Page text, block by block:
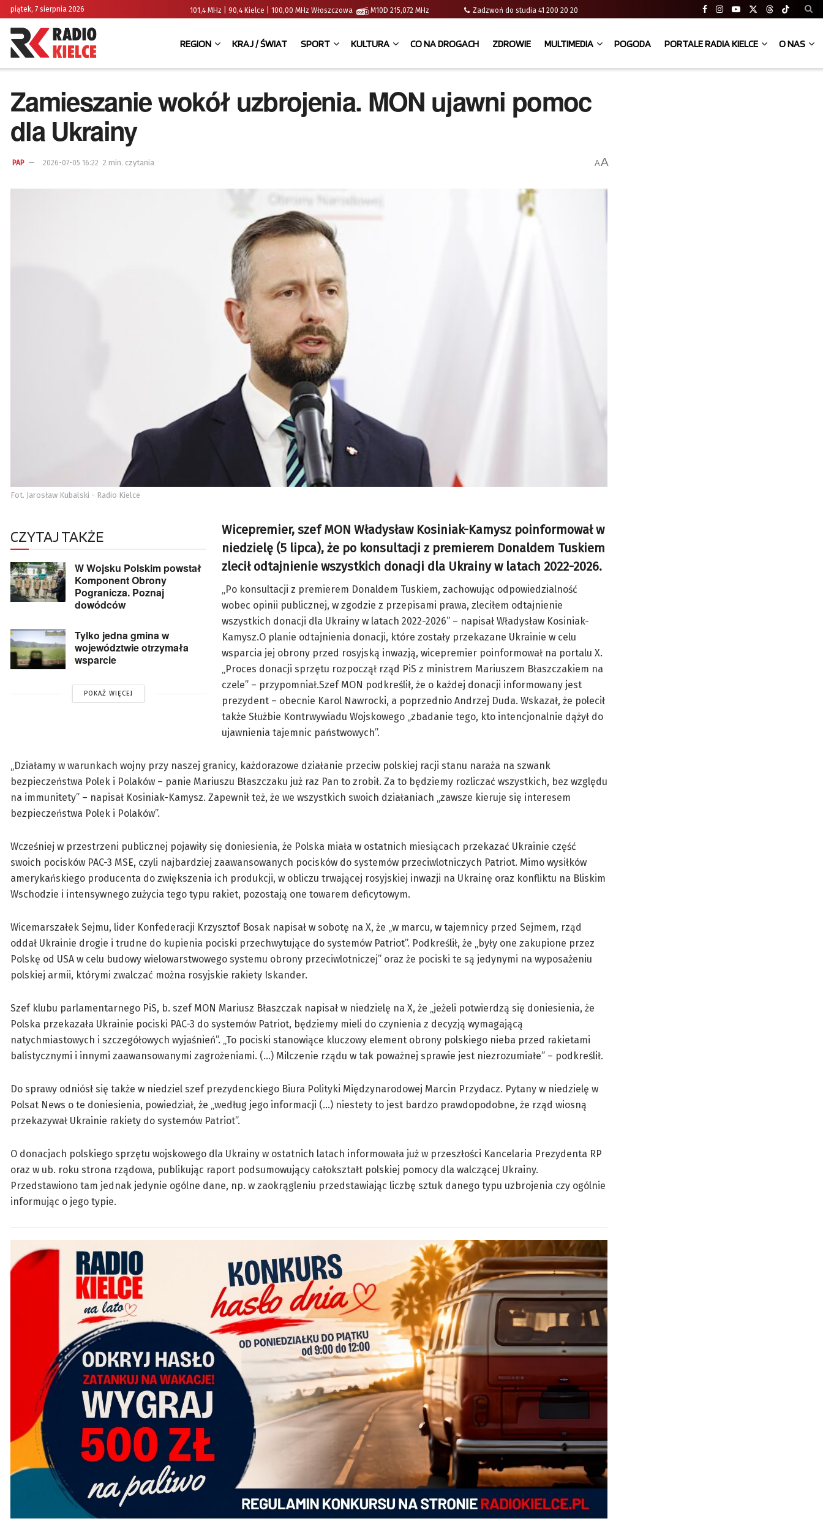
piątek, 7 sierpnia 2026 101,4 MHz | 90,4 Kielce | 100,00 MHz Włoszczowa M10D 215,072 MHz Zadzwoń do studia 41 200 20 20
REGION KRAJ / ŚWIAT SPORT KULTURA CO NA DROGACH ZDROWIE MULTIMEDIA POGODA PORTALE RADIA KIELCE O NAS
Zamieszanie wokół uzbrojenia. MON ujawni pomoc
dla Ukrainy
PAP 2026-07-05 16:22 2 min. czytania AA
Fot. Jarosław Kubalski - Radio Kielce
CZYTAJ TAKŻE
W Wojsku Polskim powstał
Komponent Obrony
Pogranicza. Poznaj
dowódców
Tylko jedna gmina w
województwie otrzymała
wsparcie
POKAŻ WIĘCEJ
Wicepremier, szef MON Władysław Kosiniak-Kamysz poinformował w
niedzielę (5 lipca), że po konsultacji z premierem Donaldem Tuskiem
zlecił odtajnienie wszystkich donacji dla Ukrainy w latach 2022-2026.
„Po konsultacji z premierem Donaldem Tuskiem, zachowując odpowiedzialność
wobec opinii publicznej, w zgodzie z przepisami prawa, zleciłem odtajnienie
wszystkich donacji dla Ukrainy w latach 2022-2026” – napisał Władysław Kosiniak-
Kamysz.O planie odtajnienia donacji, które zostały przekazane Ukrainie w celu
wsparcia jej obrony przed rosyjską inwazją, wicepremier poinformował na portalu X.
„Proces donacji sprzętu rozpoczął rząd PiS z ministrem Mariuszem Błaszczakiem na
czele” – przypomniał.Szef MON podkreślił, że o każdej donacji informowany jest
prezydent – obecnie Karol Nawrocki, a poprzednio Andrzej Duda. Wskazał, że polecił
także Służbie Kontrwywiadu Wojskowego „zbadanie tego, kto intencjonalnie dążył do
ujawnienia tajemnic państwowych”.
„Działamy w warunkach wojny przy naszej granicy, każdorazowe działanie przeciw polskiej racji stanu naraża na szwank
bezpieczeństwa Polek i Polaków – panie Mariuszu Błaszczaku już raz Pan to zrobił. Za to będziemy rozliczać wszystkich, bez względu
na immunitety” – napisał Kosiniak-Kamysz. Zapewnił też, że we wszystkich swoich działaniach „zawsze kieruje się interesem
bezpieczeństwa Polek i Polaków”.
Wcześniej w przestrzeni publicznej pojawiły się doniesienia, że Polska miała w ostatnich miesiącach przekazać Ukrainie część
swoich pocisków PAC-3 MSE, czyli najbardziej zaawansowanych pocisków do systemów przeciwlotniczych Patriot. Mimo wysiłków
amerykańskiego producenta do zwiększenia ich produkcji, w obliczu trwającej rosyjskiej inwazji na Ukrainę oraz konfliktu na Bliskim
Wschodzie i intensywnego zużycia tego typu rakiet, pozostają one towarem deficytowym.
Wicemarszałek Sejmu, lider Konfederacji Krzysztof Bosak napisał w sobotę na X, że „w marcu, w tajemnicy przed Sejmem, rząd
oddał Ukrainie drogie i trudne do kupienia pociski przechwytujące do systemów Patriot”. Podkreślił, że „były one zakupione przez
Polskę od USA w celu budowy wielowarstwowego systemu obrony przeciwlotniczej” oraz że pociski te są jedynymi na wyposażeniu
polskiej armii, którymi zwalczać można rosyjskie rakiety Iskander.
Szef klubu parlamentarnego PiS, b. szef MON Mariusz Błaszczak napisał w niedzielę na X, że „jeżeli potwierdzą się doniesienia, że
Polska przekazała Ukrainie pociski PAC-3 do systemów Patriot, będziemy mieli do czynienia z decyzją wymagającą
natychmiastowych i szczegółowych wyjaśnień”. „To pociski stanowiące kluczowy element obrony polskiego nieba przed rakietami
balistycznymi i innymi zaawansowanymi zagrożeniami. (…) Milczenie rządu w tak poważnej sprawie jest niezrozumiałe” – podkreślił.
Do sprawy odniósł się także w niedziel szef prezydenckiego Biura Polityki Międzynarodowej Marcin Przydacz. Pytany w niedzielę w
Polsat News o te doniesienia, powiedział, że „według jego informacji (…) niestety to jest bardzo prawdopodobne, że rząd wiosną
przekazywał Ukrainie rakiety do systemów Patriot”.
O donacjach polskiego sprzętu wojskowego dla Ukrainy w ostatnich latach informowała już w przeszłości Kancelaria Prezydenta RP
oraz w ub. roku strona rządowa, publikując raport podsumowujący całokształt polskiej pomocy dla walczącej Ukrainy.
Przedstawiono tam jednak jedynie ogólne dane, np. w zaokrągleniu przedstawiając liczbę sztuk danego typu uzbrojenia czy ogólnie
informując o jego typie.